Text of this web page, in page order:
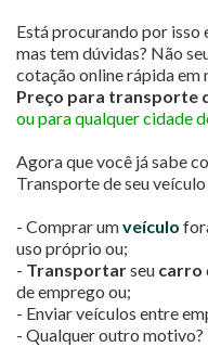
Está procurando por isso
mas tem dúvidas? Não
cotação online rápida
Preço para transporte
ou para qualquer cidade
Agora que você já sabe
Transporte de seu
- Comprar umveículo
uso próprio ou;
- Transportarseu carro
de emprego ou;
- Enviar veículos entre
- Qualquer outro motivo?